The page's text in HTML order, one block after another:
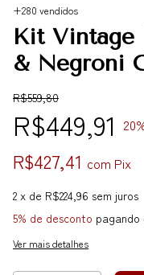
+280 vendidos
Kit Vintage
& Negroni
R$559,80
R$449,91 20
R$427,41 com Pix
2 x de R$224,96 sem juros
5% de desconto pagando
Ver mais detalhes